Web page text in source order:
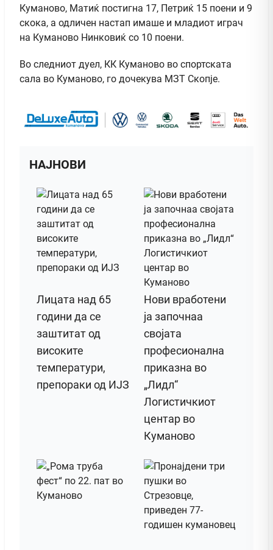
Куманово, Матиќ постигна 17, Петриќ 15 поени и 9
скока, а одличен настап имаше и младиот играч
на Куманово Нинковиќ со 10 поени.
Во следниот дуел, КК Куманово во спортската
сала во Куманово, го дочекува МЗТ Скопје.
НАЈНОВИ
Лицата над 65
години да се
заштитат од
високите
температури,
препораки од ИЈЗ
Нови вработени
ја започнаа
својата
професионална
приказна во
„Лидл“
Логистичкиот
центар во
Куманово